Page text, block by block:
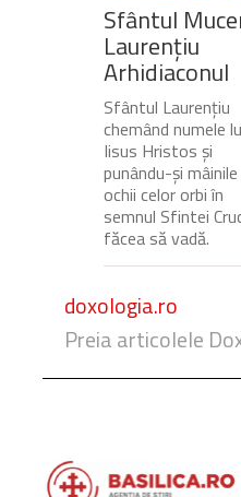
Sfântul
Laurențiu
Arhidiaconul
Sfântul Laurențiu
chemând numele
Iisus Hristos și
punându-și
ochii celor orbi în
semnul Sfintei
făcea să vadă.
doxologia.ro
Preia articolele